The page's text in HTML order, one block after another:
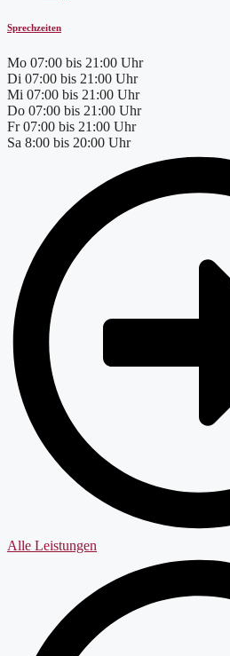
Sprechzeiten
Mo 07:00 bis 21:00 Uhr
Di 07:00 bis 21:00 Uhr
Mi 07:00 bis 21:00 Uhr
Do 07:00 bis 21:00 Uhr
Fr 07:00 bis 21:00 Uhr
Sa 8:00 bis 20:00 Uhr
Alle Leistungen